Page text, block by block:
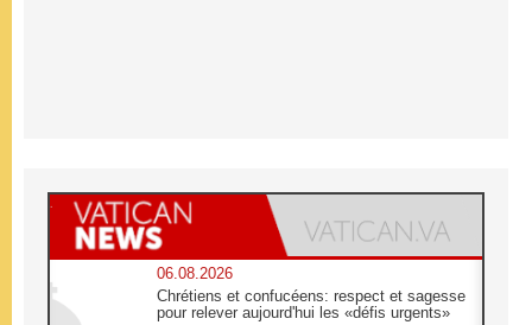
06.08.2026
Chrétiens et confucéens: respect et sagesse
pour relever aujourd'hui les «défis urgents»